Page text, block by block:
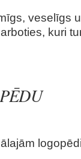
veselīgs
kuri